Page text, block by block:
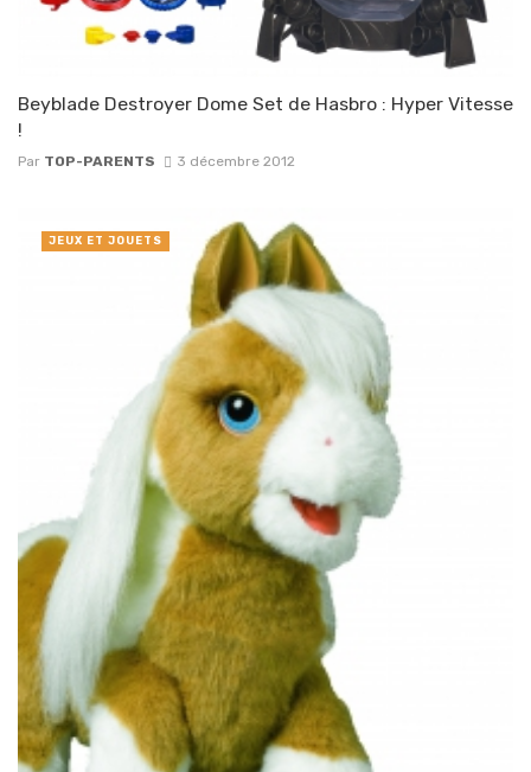
Beyblade Destroyer Dome Set de Hasbro : Hyper Vitesse
!
Par TOP-PARENTS 3 décembre 2012
JEUX ET JOUETS